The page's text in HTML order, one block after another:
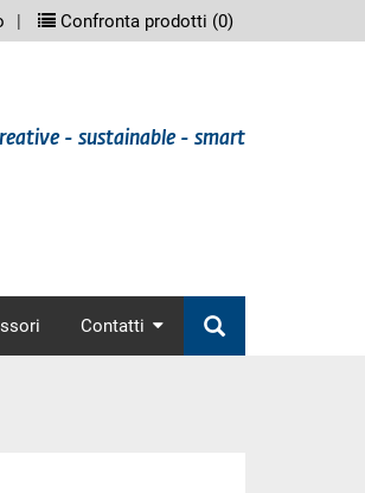
Confronta prodotti (0)
- sustainable - smart
Contatti